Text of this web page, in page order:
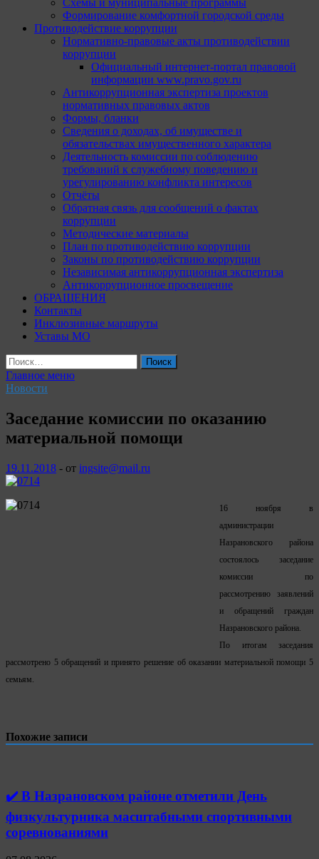
Схемы и муниципальные программы
Формирование комфортной городской среды
Противодействие коррупции
Нормативно-правовые акты противодействии
коррупции
Официальный интернет-портал правовой
информации www.pravo.gov.ru
Антикоррупционная экспертиза проектов
нормативных правовых актов
Формы, бланки
Сведения о доходах, об имуществе и
обязательствах имущественного характера
Деятельность комиссии по соблюдению
требований к служебному поведению и
урегулированию конфликта интересов
Отчёты
Обратная связь для сообщений о фактах
коррупции
Методические материалы
План по противодействию коррупции
Законы по противодействию коррупции
Независимая антикоррупционная экспертиза
Антикоррупционное просвещение
ОБРАЩЕНИЯ
Контакты
Инклюзивные маршруты
Уставы МО
Найти:
Главное меню
Новости
Заседание комиссии по оказанию
материальной помощи
19.11.2018 - от ingsite@mail.ru
16 ноября в
администрации
Назрановского района
состоялось заседание
комиссии по
рассмотрению заявлений
и обращений граждан
Назрановского района.
По итогам заседания
рассмотрено 5 обращений и принято решение об оказании материальной помощи 5
семьям.
Похожие записи
✔️ В Назрановском районе отметили День
физкультурника масштабными спортивными
соревнованиями